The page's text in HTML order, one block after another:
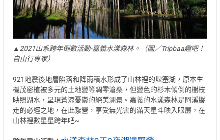
▲2021山系跨年倒數活動-嘉義水漾森林。（圖／Tripbaa趣吧！
自由行專家）
921地震後地層陷落和降雨積水形成了山林裡的堰塞湖，原本生
機茂密植被多元的土地變等凋零滄桑，但變色的杉木傾倒的樹枝
映照湖水，呈現蒼涼憂鬱的絕美湖景。嘉義的水漾森林是阿溪縱
走的必經之地，在此紮營，享受無光害的滿天星斗映入眼簾，在
山林裡數星星跨年吧~